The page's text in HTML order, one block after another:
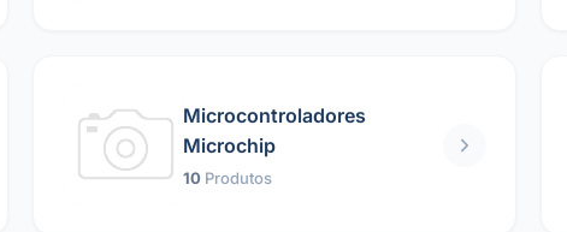
Microcontroladores
Microchip
10 Produtos